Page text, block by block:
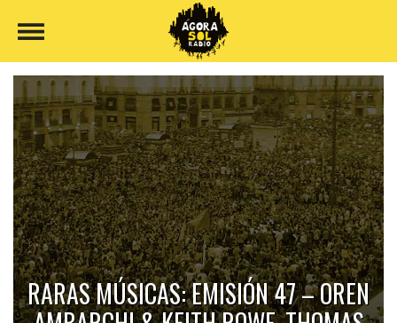
RARAS MÚSICAS: EMISIÓN 47 – OREN